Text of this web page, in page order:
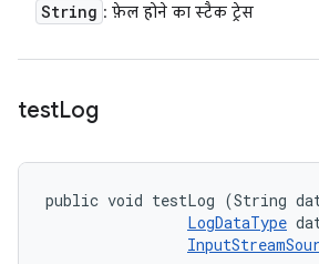
String : फ़ेल होने का स्टैक ट्रेस
testLog
public void testLog (String
LogDataType